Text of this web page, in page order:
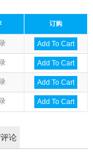
订购
Add To Cart
Add To Cart
Add To Cart
Add To Cart
论